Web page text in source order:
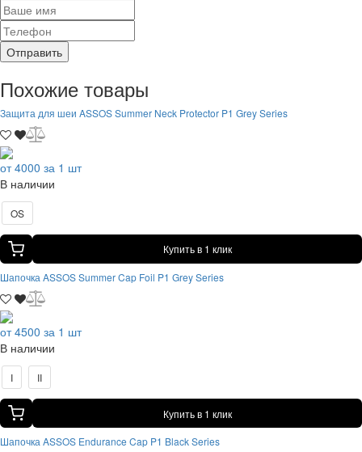
Отправить
Похожие товары
Защита для шеи ASSOS Summer Neck Protector P1 Grey Series
от 4000 за 1 шт
В наличии
OS
Купить в 1 клик
Шапочка ASSOS Summer Cap Foil P1 Grey Series
от 4500 за 1 шт
В наличии
I II
Купить в 1 клик
Шапочка ASSOS Endurance Cap P1 Black Series